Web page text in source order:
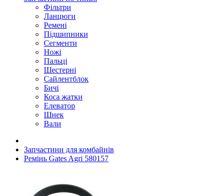
Фільтри
Ланцюги
Ремені
Підшипники
Сегменти
Ножі
Пальці
Шестерні
Сайлентблок
Бичі
Коса жатки
Елеватор
Шнек
Вали
Запчастини для комбайнів
Ремінь Gates Agri 580157